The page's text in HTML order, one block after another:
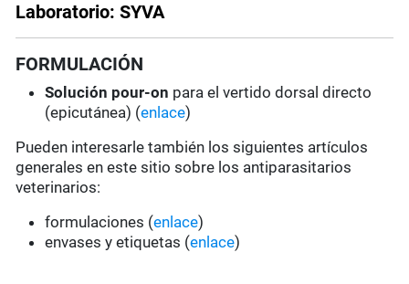
Laboratorio: SYVA
FORMULACIÓN
Solución pour-on para el vertido dorsal directo
(epicutánea) (enlace)
Pueden interesarle también los siguientes artículos
generales en este sitio sobre los antiparasitarios
veterinarios:
formulaciones (enlace)
envases y etiquetas (enlace)